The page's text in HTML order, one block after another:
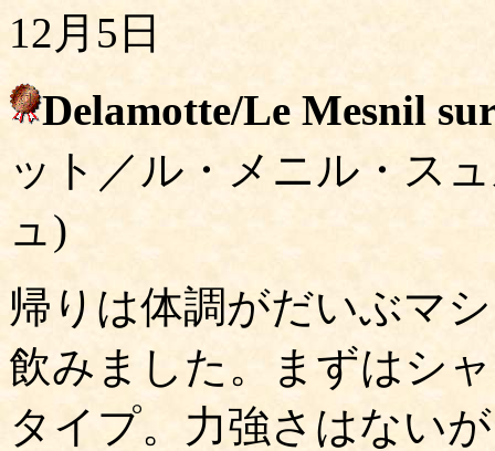
12月5日
Delamotte/Le Mesnil
ット／ル・メニル・ス
ュ)
帰りは体調がだいぶマ
飲みました。まずはシ
タイプ。力強さはない